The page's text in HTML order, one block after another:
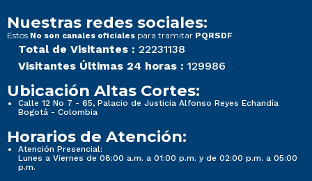
Nuestras redes sociales:
Estos No son canales oficiales para tramitar PQRSDF
Total de Visitantes : 22231138
Visitantes Últimas 24 horas : 129986
Ubicación Altas Cortes:
Calle 12 No 7 - 65, Palacio de Justicia Alfonso Reyes Echandía
Bogotá - Colombia
Horarios de Atención:
Atención Presencial:
Lunes a Viernes de 08:00 a.m. a 01:00 p.m. y de 02:00 p.m. a 05:00
p.m.